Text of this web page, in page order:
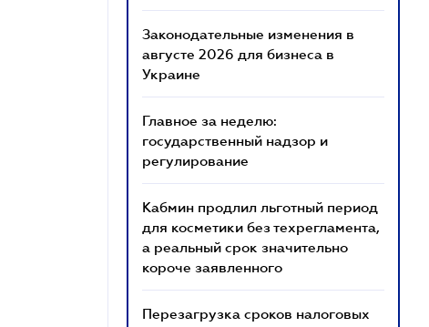
Законодательные изменения в
августе 2026 для бизнеса в
Украине
Главное за неделю:
государственный надзор и
регулирование
Кабмин продлил льготный период
для косметики без техрегламента,
а реальный срок значительно
короче заявленного
Перезагрузка сроков налоговых